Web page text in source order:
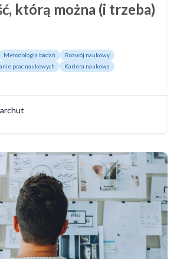
którą można (i trzeba)
Metodologia badań
Rozwój naukowy
prac naukowych
Kariera naukowa